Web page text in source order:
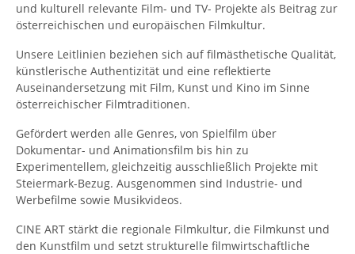
und kulturell relevante Film- und TV- Projekte als Beitrag zur
österreichischen und europäischen Filmkultur.
Unsere Leitlinien beziehen sich auf filmästhetische Qualität,
künstlerische Authentizität und eine reflektierte
Auseinandersetzung mit Film, Kunst und Kino im Sinne
österreichischer Filmtraditionen.
Gefördert werden alle Genres, von Spielfilm über
Dokumentar- und Animationsfilm bis hin zu
Experimentellem, gleichzeitig ausschließlich Projekte mit
Steiermark-Bezug. Ausgenommen sind Industrie- und
Werbefilme sowie Musikvideos.
CINE ART stärkt die regionale Filmkultur, die Filmkunst und
den Kunstfilm und setzt strukturelle filmwirtschaftliche